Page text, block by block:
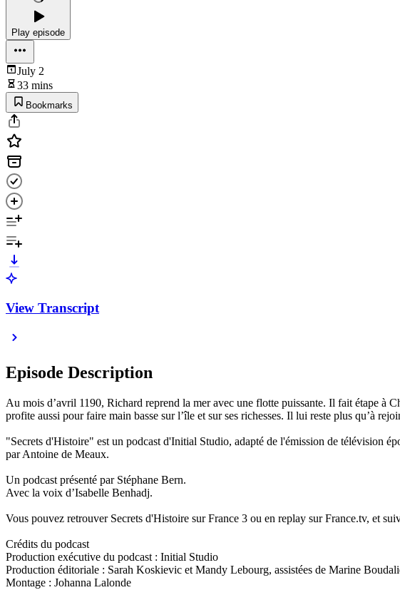
Play episode
July 2
33 mins
Bookmarks
View Transcript
Episode Description
Au mois d’avril 1190, Richard reprend la mer avec une flotte puissante. Il fait étape à
profite aussi pour faire main basse sur l’île et sur ses richesses. Il lui reste plus qu’à
"Secrets d'Histoire" est un podcast d'Initial Studio, adapté de l'émission de télévision
par Antoine de Meaux.
Un podcast présenté par Stéphane Bern.
Avec la voix d’Isabelle Benhadj.
Vous pouvez retrouver Secrets d'Histoire sur France 3 ou en replay sur France.tv, et
Crédits du podcast
Production exécutive du podcast : Initial Studio
Production éditoriale : Sarah Koskievic et Mandy Lebourg, assistées de Marine
Montage : Johanna Lalonde